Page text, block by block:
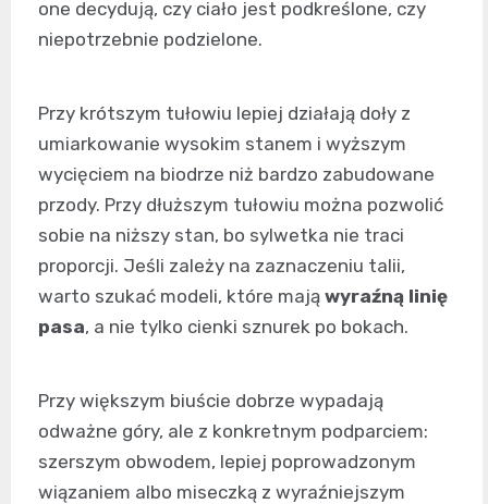
one decydują, czy ciało jest podkreślone, czy
niepotrzebnie podzielone.
Przy krótszym tułowiu lepiej działają doły z
umiarkowanie wysokim stanem i wyższym
wycięciem na biodrze niż bardzo zabudowane
przody. Przy dłuższym tułowiu można pozwolić
sobie na niższy stan, bo sylwetka nie traci
proporcji. Jeśli zależy na zaznaczeniu talii,
warto szukać modeli, które mają wyraźną linię
pasa, a nie tylko cienki sznurek po bokach.
Przy większym biuście dobrze wypadają
odważne góry, ale z konkretnym podparciem:
szerszym obwodem, lepiej poprowadzonym
wiązaniem albo miseczką z wyraźniejszym